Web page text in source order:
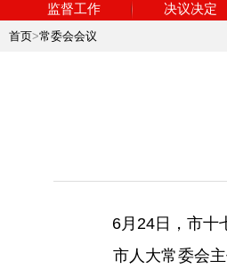
监督工作
决议决定
首页>常委会会议
6月24日，市十七
市人大常委会主